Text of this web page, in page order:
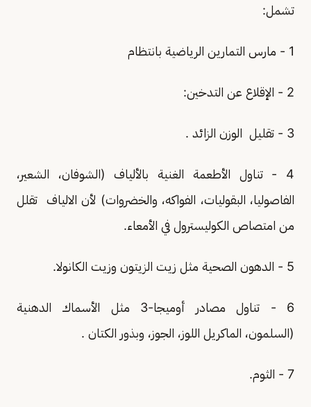
تشمل:
1 - مارس التمارين الرياضية بانتظام
2 - الإقلاع عن التدخين:
3 - تقليل الوزن الزائد .
4 - تناول الأطعمة الغنية بالألياف (الشوفان، الشعير،
الفاصوليا، البقوليات، الفواكه، والخضروات) لأن الالياف تقلل
من امتصاص الكوليسترول في الأمعاء.
5 - الدهون الصحية مثل زيت الزيتون وزيت الكانولا.
6 - تناول مصادر أوميجا-3 مثل الأسماك الدهنية
(السلمون، الماكريل اللوز، الجوز، وبذور الكتان .
7 - الثوم.